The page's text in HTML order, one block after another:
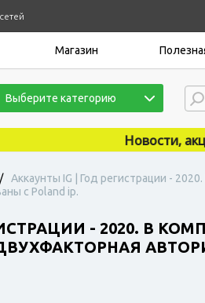
Магазин
Выберите категорию
Новости,
/
Аккаунты IG | Год регистрации -
с Poland ip.
- 2020. В